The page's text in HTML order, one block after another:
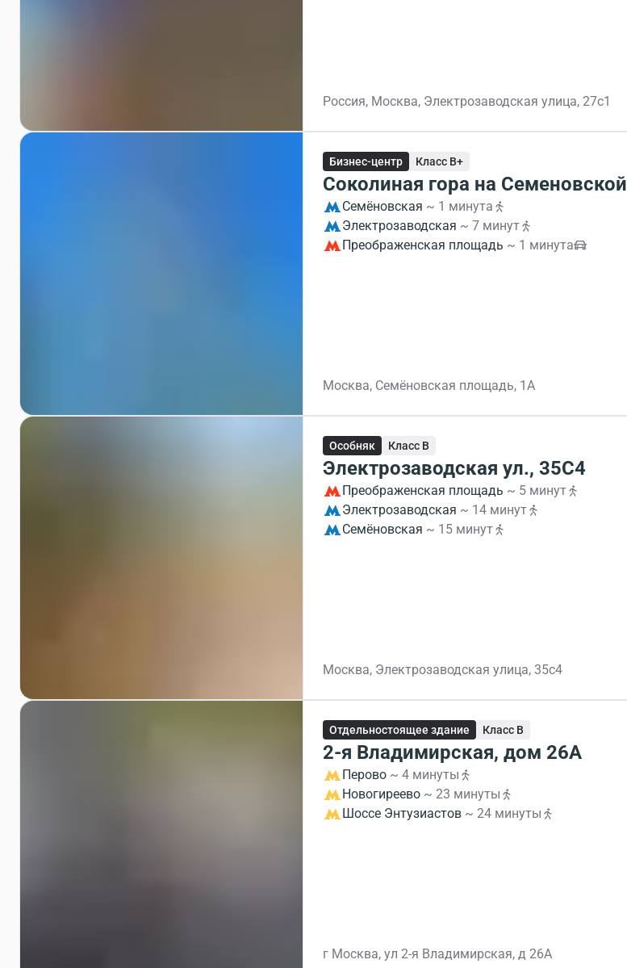
Россия, Москва, Электрозаводская улица, 27с1
Бизнес-центр Класс B+
Соколиная гора на Семеновской
Семёновская ~ 1 минута
Электрозаводская ~ 7 минут
Преображенская площадь ~ 1 минута
Москва, Семёновская площадь, 1А
Особняк Класс B
Электрозаводская ул., 35С4
Преображенская площадь ~ 5 минут
Электрозаводская ~ 14 минут
Семёновская ~ 15 минут
Москва, Электрозаводская улица, 35с4
Отдельностоящее здание Класс B
2-я Владимирская, дом 26А
Перово ~ 4 минуты
Новогиреево ~ 23 минуты
Шоссе Энтузиастов ~ 24 минуты
г Москва, ул 2-я Владимирская, д 26А